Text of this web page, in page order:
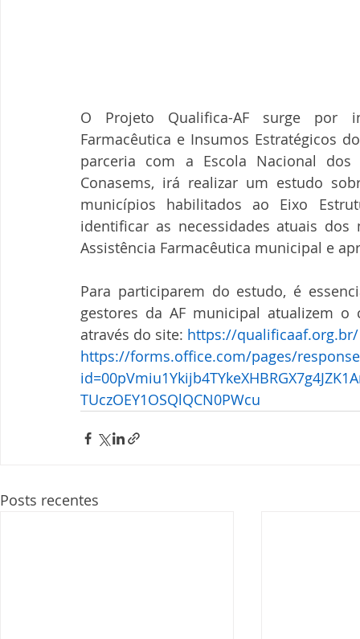
O Projeto Qualifica-AF surge por
Farmacêutica e Insumos Estratégicos
parceria com a Escola Nacional
Conasems, irá realizar um estudo
municípios habilitados ao Eixo
identificar as necessidades atuais
Assistência Farmacêutica municipal e
Para participarem do estudo, é
gestores da AF municipal atualizem
através do site: https://qualificaaf.org.br/
https://forms.office.com/pages/
TUczOEY1OSQlQCN0PWcu
Posts recentes